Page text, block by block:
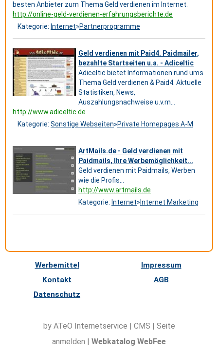
besten Anbieter zum Thema Geld verdienen im Internet.
http://online-geld-verdienen-erfahrungsberichte.de
Kategorie: Internet»Partnerprogramme
Geld verdienen mit Paid4. Paidmailer,
bezahlte Startseiten u.a. - Adiceltic
Adiceltic bietet Informationen rund ums
Thema Geld verdienen & Paid4. Aktuelle
Statistiken, News,
Auszahlungsnachweise u.v.m...
http://www.adiceltic.de
Kategorie: Sonstige Webseiten»Private Homepages A-M
ArtMails.de - Geld verdienen mit
Paidmails, Ihre Werbemöglichkeit...
Geld verdienen mit Paidmails, Werben
wie die Profis...
http://www.artmails.de
Kategorie: Internet» Internet Marketing
Werbemittel
Impressum
Kontakt
AGB
Datenschutz
by ATeO Internetservice | CMS | Seite
anmelden | Webkatalog WebFee